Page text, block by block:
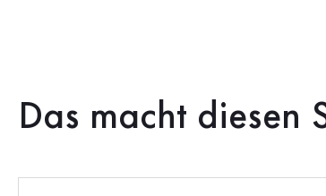
Das macht diesen